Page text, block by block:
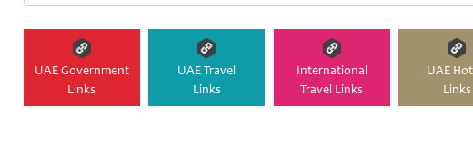
UAE Government
Links
UAE Travel
Links
International
Travel Links
UAE
Links